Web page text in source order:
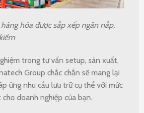
hóa được sắp xếp ngăn nắp,
trong tư vấn setup, sản xuất,
Group chắc chắn sẽ mang lại
ứng nhu cầu lưu trữ cụ thể với mức
doanh nghiệp của bạn.